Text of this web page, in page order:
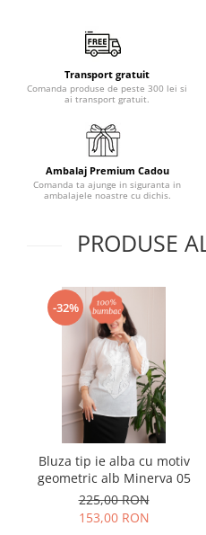
Transport gratuit
Comanda produse de peste 300 lei si
ai transport gratuit.
Ambalaj Premium Cadou
Comanda ta ajunge in siguranta in
ambalajele noastre cu dichis.
PRODUSE
-32%
Bluza tip ie alba cu motiv
geometric alb Minerva 05
225,00 RON
153,00 RON